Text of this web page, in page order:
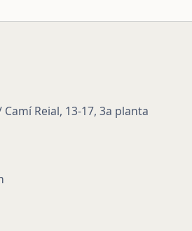
Reial, 13-17, 3a planta